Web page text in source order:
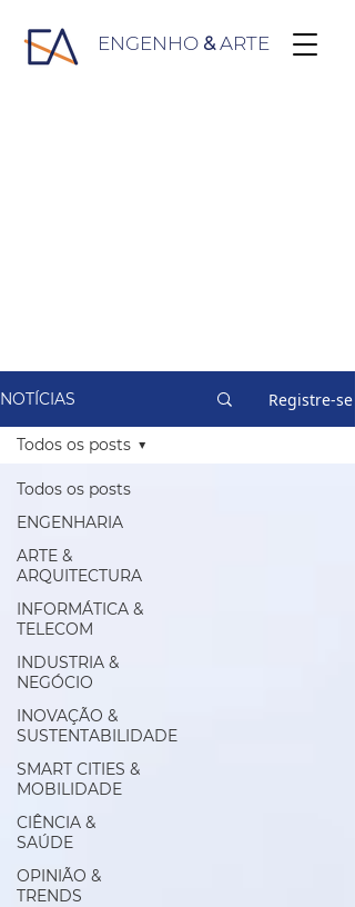
ENGENHO &ARTE
NOTÍCIAS Registre-se
Todos os posts
ENGENHARIA
ARTE &
ARQUITECTURA
INFORMÁTICA &
TELECOM
INDUSTRIA &
NEGÓCIO
INOVAÇÃO &
SUSTENTABILIDADE
SMART CITIES &
MOBILIDADE
CIÊNCIA &
SAÚDE
OPINIÃO &
TRENDS
Todos os posts